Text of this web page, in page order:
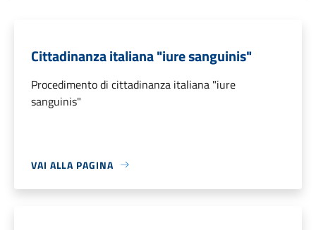
Cittadinanza italiana "iure sanguinis"
Procedimento di cittadinanza italiana "iure
sanguinis"
VAI ALLA PAGINA